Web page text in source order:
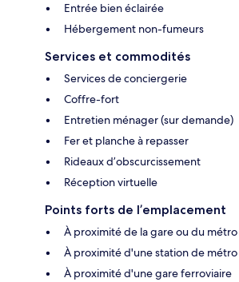
Entrée bien éclairée
Hébergement non-fumeurs
Services et commodités
Services de conciergerie
Coffre-fort
Entretien ménager (sur demande)
Fer et planche à repasser
Rideaux d’obscurcissement
Réception virtuelle
Points forts de l’emplacement
À proximité de la gare ou du
À proximité d'une station de métro
À proximité d'une gare ferroviaire